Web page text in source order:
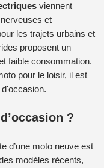
viennent
et
les trajets urbains et
proposent un
faible consommation.
pour le loisir, il est
d'occasion.
?
d’une moto neuve est
modèles récents,